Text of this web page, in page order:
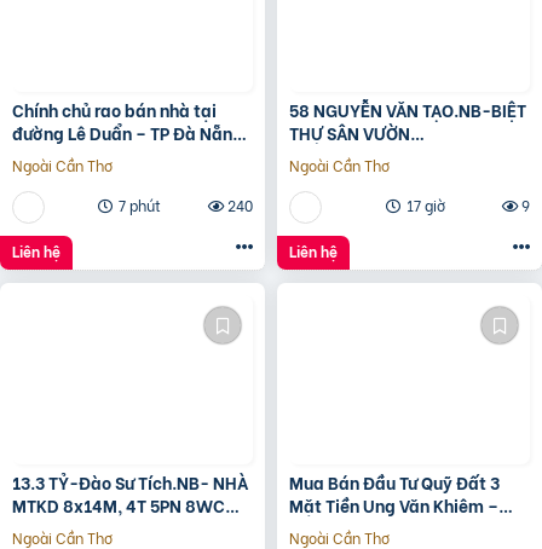
Chính chủ rao bán nhà tại
đường Lê Duẩn – TP Đà Nẵng;
DT đất 108,3 m2; giá 13,2 tỷ
Ngoài Cần Thơ
7 phút
240
Liên hệ
58 NGUYỄN VĂN TẠO.NB-BIỆT
THỰ SÂN VƯỜN
260M2[11x24M]-12.8 TỶ
Ngoài Cần Thơ
17 giờ
9
Liên hệ
13.3 TỶ-Đào Sư Tích.NB- NHÀ
MTKD 8x14M, 4T 5PN 8WC
FULL NỘI THẤT GỖ ĐỎ
Ngoài Cần Thơ
Mua Bán Đầu Tư Quỹ Đất 3
Mặt Tiền Ung Văn Khiêm –
2.122M²
Ngoài Cần Thơ